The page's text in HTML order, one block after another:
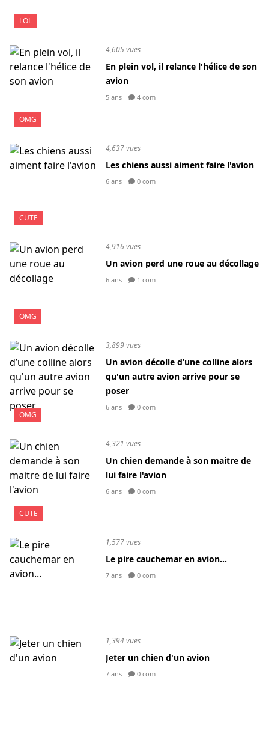
LOL
OMG
4,605 vues
En plein vol, il relance l'hélice de son
avion
5 ans 4 com
CUTE
4,637 vues
Les chiens aussi aiment faire l'avion
6 ans 0 com
OMG
4,916 vues
Un avion perd une roue au décollage
6 ans 1 com
OMG
3,899 vues
Un avion décolle d’une colline alors
qu'un autre avion arrive pour se
poser
6 ans 0 com
CUTE
4,321 vues
Un chien demande à son maitre de
lui faire l'avion
6 ans 0 com
1,577 vues
Le pire cauchemar en avion...
7 ans 0 com
1,394 vues
Jeter un chien d'un avion
7 ans 0 com